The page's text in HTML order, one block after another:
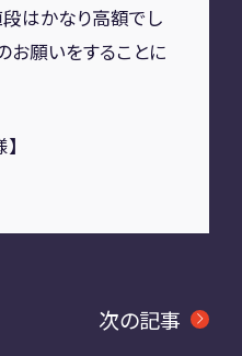
はかなり高額でし
お願いをすることに
次の記事
ト